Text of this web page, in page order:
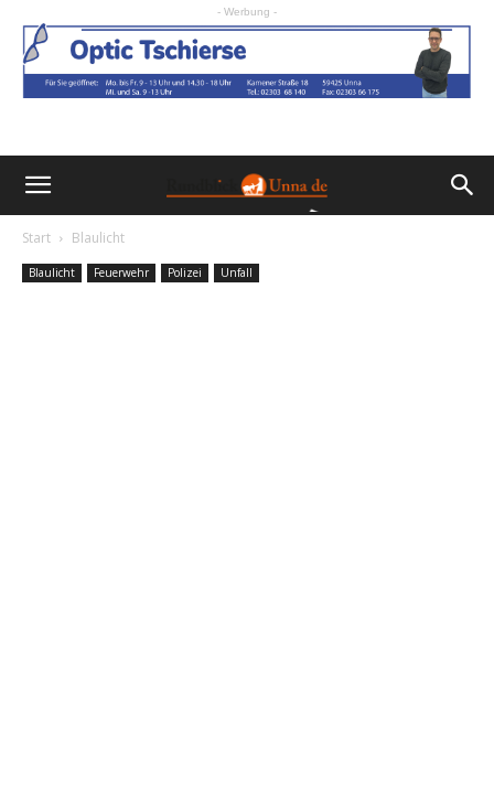
- Werbung -
Start Blaulicht
Blaulicht Feuerwehr Polizei Unfall